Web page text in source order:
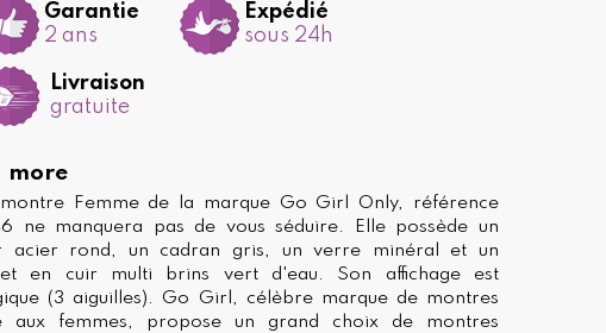
Garantie
2 ans
Expédié
sous 24h
Livraison
gratuite
more
Femme de la marque Go Girl Only, référence
ne manquera pas de vous séduire. Elle possède un
acier rond, un cadran gris, un verre minéral et un
en cuir multi brins vert d'eau. Son affichage est
(3 aiguilles). Go Girl, célèbre marque de montres
aux femmes, propose un grand choix de montres